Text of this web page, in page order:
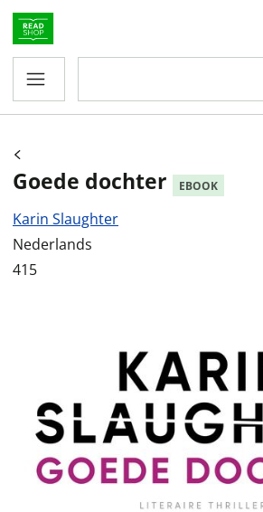
Goede dochter EBOOK
Karin Slaughter
Nederlands
415